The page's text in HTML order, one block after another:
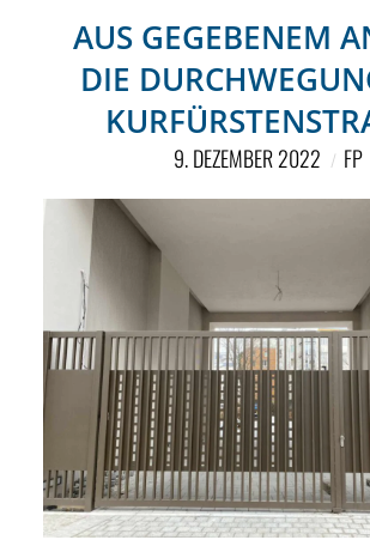
ÜBER UNS
RUBRIKEN
NETZWERK
SPONSORING
KONTAKT
AUS GEGEBENEM
DIE
9. DEZEMBER 2022 FP